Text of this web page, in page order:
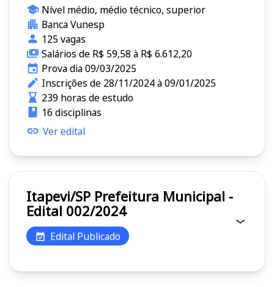
Nível médio, médio técnico, superior
Banca Vunesp
125 vagas
Salários de R$ 59,58 à R$ 6.612,20
Prova dia 09/03/2025
Inscrições de 28/11/2024 à 09/01/2025
239 horas de estudo
16 disciplinas
Ver edital
Itapevi/SP Prefeitura Municipal -
Edital 002/2024
Edital Publicado